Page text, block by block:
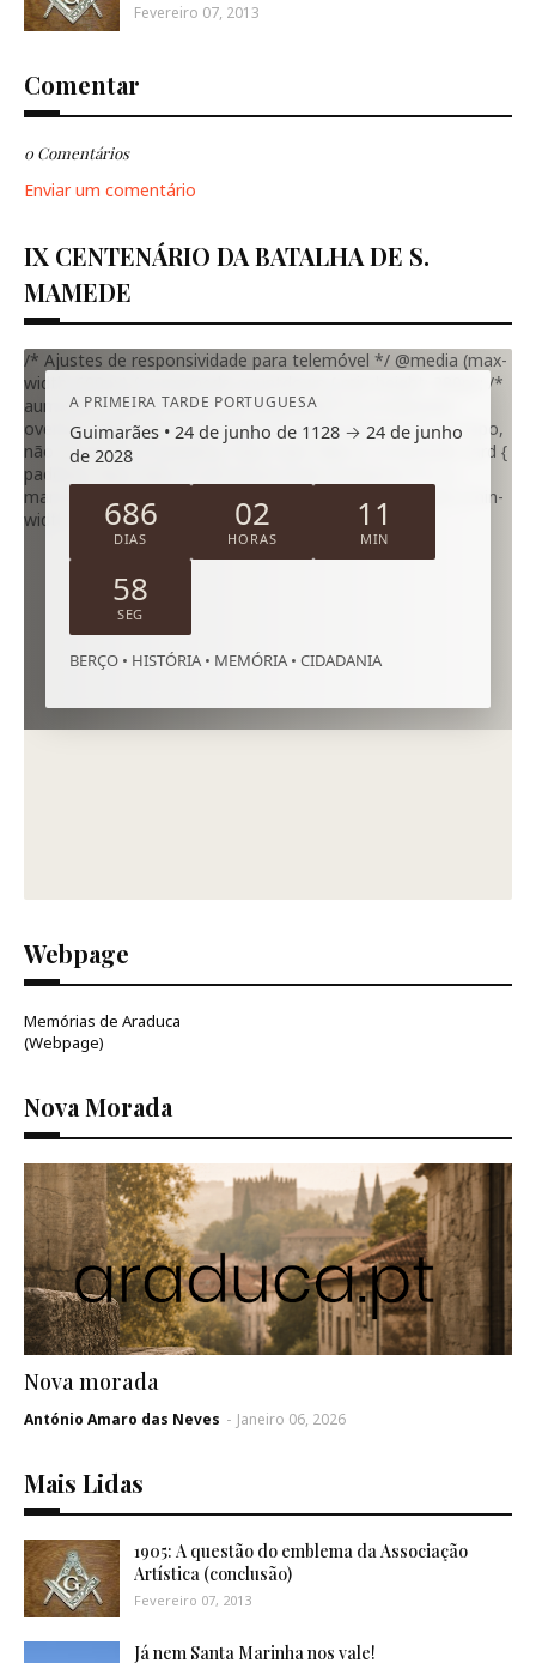
Fevereiro 07, 2013
Comentar
0 Comentários
Enviar um comentário
IX CENTENÁRIO DA BATALHA DE S.
MAMEDE
A PRIMEIRA TARDE PORTUGUESA
Guimarães • 24 de junho de 1128 → 24 de junho
de 2028
686
DIAS
02
HORAS
11
MIN
57
SEG
BERÇO • HISTÓRIA • MEMÓRIA • CIDADANIA
/* Ajustes de responsividade para telemóvel */ @media (max-
width: 600px) { .s-mamede-countdown { min-height: 380px; /*
aumenta a altura mínima no telemóvel */ } .s-mamede-
overlay { align-items: flex-start; /* cartão encostado ao topo,
não ao centro */ padding: 16px 12px 18px; } .s-mamede-card {
padding: 16px 14px; /* um pouco mais compacto */ } .s-
mamede-title { font-size: 20px; } .s-mamede-timer .unit { min-
width: 76px; padding: 8px 9px; } }
Webpage
Memórias de Araduca
(Webpage)
Nova Morada
Nova morada
António Amaro das Neves - Janeiro 06, 2026
Mais Lidas
1905: A questão do emblema da Associação
Artística (conclusão)
Fevereiro 07, 2013
Já nem Santa Marinha nos vale!